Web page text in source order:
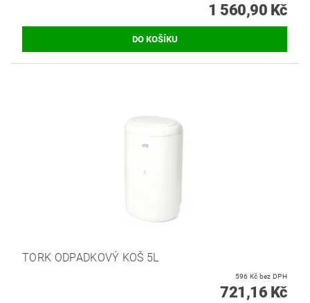
1 560,90 Kč
TORK ODPADKOVÝ KOŠ 5L
596 Kč bez DPH
721,16 Kč